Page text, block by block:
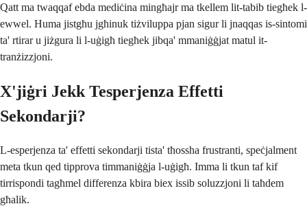
Qatt ma twaqqaf ebda mediċina mingħajr ma tkellem lit-tabib tiegħek l-
ewwel. Huma jistgħu jgħinuk tiżviluppa pjan sigur li jnaqqas is-sintomi
ta' rtirar u jiżgura li l-uġigħ tiegħek jibqa' mmaniġġjat matul it-
tranżizzjoni.
X'jiġri Jekk Tesperjenza Effetti
Sekondarji?
L-esperjenza ta' effetti sekondarji tista' tħossha frustranti, speċjalment
meta tkun qed tipprova timmaniġġja l-uġigħ. Imma li tkun taf kif
tirrispondi tagħmel differenza kbira biex issib soluzzjoni li taħdem
għalik.